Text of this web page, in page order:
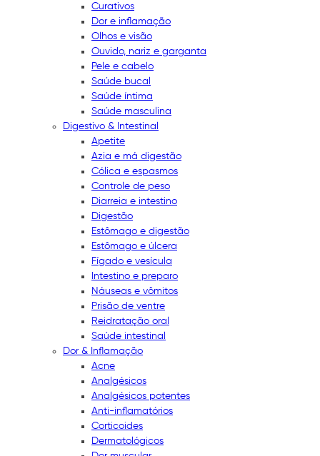
Curativos
Dor e inflamação
Olhos e visão
Ouvido, nariz e garganta
Pele e cabelo
Saúde bucal
Saúde íntima
Saúde masculina
Digestivo & Intestinal
Apetite
Azia e má digestão
Cólica e espasmos
Controle de peso
Diarreia e intestino
Digestão
Estômago e digestão
Estômago e úlcera
Fígado e vesícula
Intestino e preparo
Náuseas e vômitos
Prisão de ventre
Reidratação oral
Saúde intestinal
Dor & Inflamação
Acne
Analgésicos
Analgésicos potentes
Anti-inflamatórios
Corticoides
Dermatológicos